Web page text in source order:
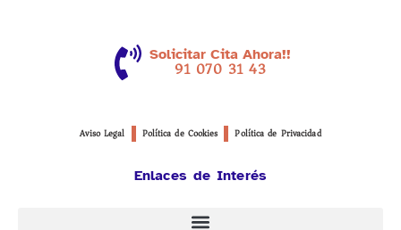
Solicitar Cita Ahora!!
91 070 31 43
Aviso Legal Política de Cookies Política de Privacidad
Enlaces de Interés